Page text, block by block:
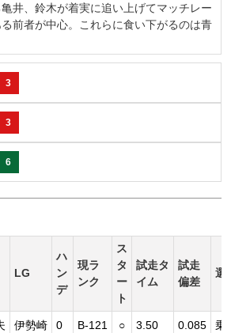
井、鈴木が着実に追い上げてマッチレー
前者が中心。これらに食い下がるのは青
3
3
6
LG
ハ
ン
デ
現ラ
ンク
ス
タ
ー
ト
試走タ
イム
試走
偏差
選
伊勢崎 0 B-121 ○ 3.50 0.085 乗